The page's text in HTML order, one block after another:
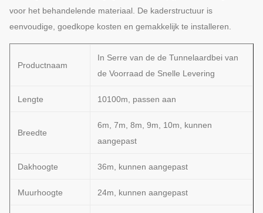
voor het behandelende materiaal. De kaderstructuur is
eenvoudige, goedkope kosten en gemakkelijk te installeren.
Productnaam
In Serre van de de Tunnelaardbei van
de Voorraad de Snelle Levering
Lengte 10100m, passen aan
Breedte
6m, 7m, 8m, 9m, 10m, kunnen
aangepast
Dakhoogte 36m, kunnen aangepast
Muurhoogte 24m, kunnen aangepast